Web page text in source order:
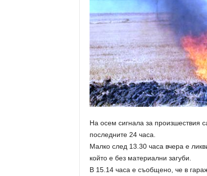
На осем сигнала за произшествия
последните 24 часа.
Малко след 13.30 часа вчера е
който е без материални загуби.
В 15.14 часа е съобщено, че в